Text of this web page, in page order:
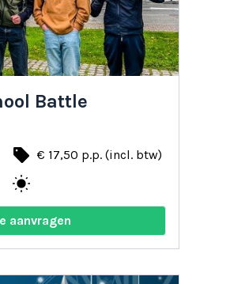
Battle
local_offer € 17,50 p.p. (incl. btw)
wb_sunny
aanvragen